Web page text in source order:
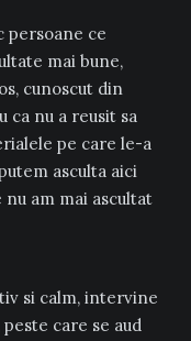
persoane ce
mai bune,
cunoscut din
ca nu a reusit sa
pe care le-a
asculta aici
am mai ascultat
si calm, intervine
care se aud